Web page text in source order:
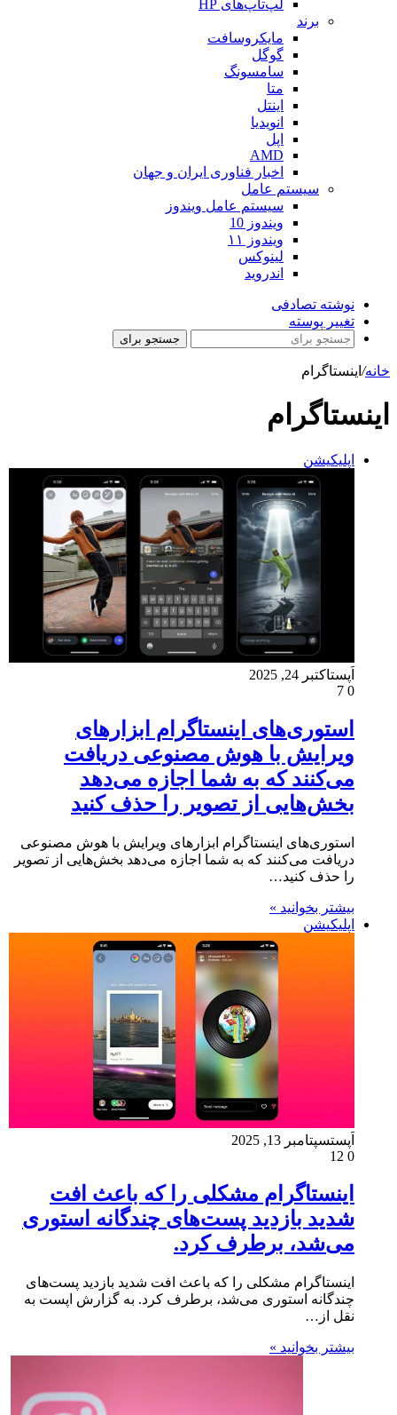
لپ‌تاپ‌های HP
برند
مایکروسافت
گوگل
سامسونگ
متا
اینتل
انویدیا
اپل
AMD
اخبار فناوری ایران و جهان
سیستم عامل
سیستم عامل ویندوز
ویندوز 10
ویندوز ۱۱
لینوکس
اندروید
نوشته تصادفی
تغییر پوسته
جستجو برای
خانه/ اینستاگرام
اینستاگرام
اپلیکیشن
اَپستاکتبر 24, 2025
0
استوری‌های اینستاگرام ابزارهای
ویرایش با هوش مصنوعی دریافت
می‌کنند که به شما اجازه می‌دهد
بخش‌هایی از تصویر را حذف کنید
استوری‌های اینستاگرام ابزارهای ویرایش با هوش مصنوعی
دریافت می‌کنند که به شما اجازه می‌دهد بخش‌هایی از تصویر
را حذف کنید…
بیشتر بخوانید »
اپلیکیشن
اَپستسپتامبر 13, 2025
0
اینستاگرام مشکلی را که باعث افت
شدید بازدید پست‌های چندگانه استوری
می‌شد، برطرف کرد.
اینستاگرام مشکلی را که باعث افت شدید بازدید پست‌های
چندگانه استوری می‌شد، برطرف کرد. به گزارش اپست به
نقل از…
بیشتر بخوانید »